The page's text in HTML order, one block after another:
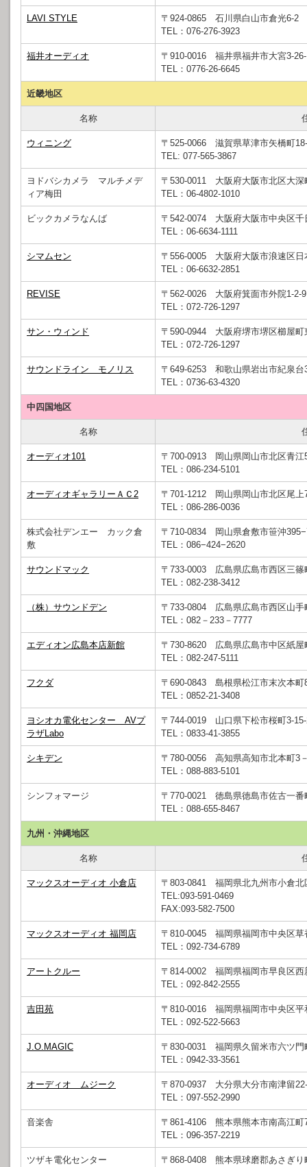
LAVI STYLE
〒924-0865 石川県白山市倉光6-2
TEL：076-276-3923
福井オーディオ
〒910-0016 福井県福井市大宮3-
TEL：0776-26-6645
近畿地区
名称
ウィニング
〒525-0066 滋賀県草津市矢橋町
TEL: 077-565-3867
ヨドバシカメラ マルチメデ
ィア梅田
〒530-0011 大阪府大阪市北区大深
TEL：06-4802-1010
ビックカメラなんば
〒542-0074 大阪府大阪市中央区千
TEL：06-6634-1111
シマムセン
〒556-0005 大阪府大阪市浪速区日
TEL：06-6632-2851
REVISE
〒562-0026 大阪府箕面市外院1-2-9
TEL：072-726-1297
サン・ウィンド
〒590-0944 大阪府堺市堺区櫛屋町
TEL：072-726-1297
サウンドライン モノリス
〒649-6253 和歌山県岩出市紀泉台
TEL：0736-63-4320
中四国地区
名称
オーディオ101
〒700-0913 岡山県岡山市北区青江
TEL：086-234-5101
オーディオギャラリーＡＣ2
〒701-1212 岡山県岡山市北区尾上
TEL：086-286-0036
株式会社デンエー カック倉
敷
〒710-0834 岡山県倉敷市笹沖
TEL：086−424−2620
サウンドマック
〒733-0003 広島県広島市西区三篠
TEL：082-238-3412
（株）サウンドデン
〒733-0804 広島県広島市西区山手
TEL：082－233－7777
エディオン広島本店新館
〒730-8620 広島県広島市中区紙屋
TEL：082-247-5111
フクダ
〒690-0843 島根県松江市末次本町
TEL：0852-21-3408
ヨシオカ電化センター AVプ
ラザLabo
〒744-0019 山口県下松市桜町3-
TEL：0833-41-3855
シキデン
〒780-0056 高知県高知市北本町3
TEL：088-883-5101
シンフォマージ
〒770-0021 徳島県徳島市佐古一番
TEL：088-655-8467
九州・沖縄地区
名称
マックスオーディオ 小倉店
〒803-0841 福岡県北九州市小倉北
TEL:093-591-0469
FAX:093-582-7500
マックスオーディオ 福岡店
〒810-0045 福岡県福岡市中央区草
TEL：092-734-6789
アートクルー
〒814-0002 福岡県福岡市早良
TEL：092-842-2555
吉田苑
〒810-0016 福岡県福岡市中央区平
TEL：092-522-5663
J.O.MAGIC
〒830-0031 福岡県久留米市六ツ門
TEL：0942-33-3561
オーディオ ムジーク
〒870-0937 大分県大分市南津留
TEL：097-552-2990
音楽舎
〒861-4106 熊本県熊本市南高江町
TEL：096-357-2219
ツザキ電化センター 〒868-0408 熊本県球磨郡あさぎり